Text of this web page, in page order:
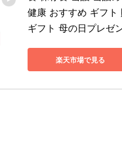
健康 おすすめ ギフト
ギフト 母の日プレゼ
楽天市場で見る